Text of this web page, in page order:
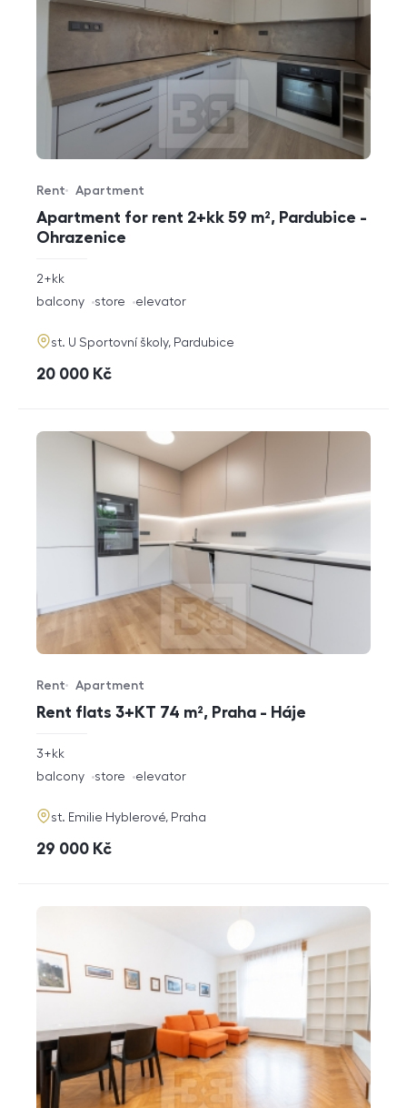
Apartment for rent 2+kk 59 m², Pardubice -
Ohrazenice
Offer type
Rent
Property type
Apartment
rozměry
disposition
2+kk
funkce
balcony store elevator
adresa
st. U Sportovní školy, Pardubice
cena
20 000 Kč
Rent flats 3+KT 74 m², Praha - Háje
Offer type
Rent
Property type
Apartment
rozměry
3+kk
funkce
balcony store elevator
adresa
st. Emilie Hyblerové, Praha
cena
29 000 Kč